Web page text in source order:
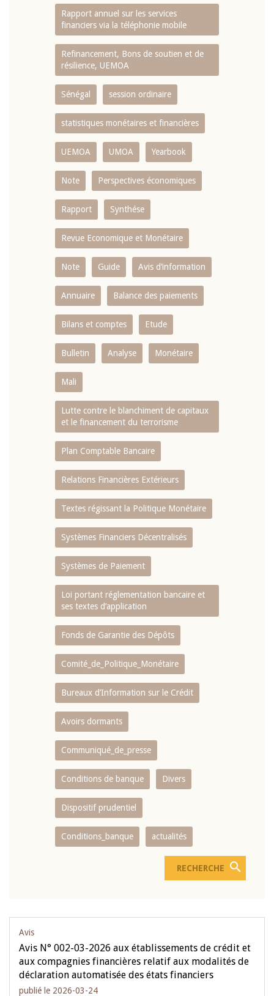
Rapport annuel sur les services
financiers via la téléphonie mobile
Refinancement, Bons de soutien et de
résilience, UEMOA
Sénégal session ordinaire
statistiques monétaires et financières
UEMOA UMOA Yearbook
Note Perspectives économiques
Rapport Synthése
Revue Economique et Monétaire
Note Guide Avis d’information
Annuaire Balance des paiements
Bilans et comptes Etude
Bulletin Analyse Monétaire
Mali
Lutte contre le blanchiment de capitaux
et le financement du terrorisme
Plan Comptable Bancaire
Relations Financières Extérieurs
Textes régissant la Politique Monétaire
Systèmes Financiers Décentralisés
Systèmes de Paiement
Loi portant réglementation bancaire et
ses textes d’application
Fonds de Garantie des Dépôts
Comité_de_Politique_Monétaire
Bureaux d’Information sur le Crédit
Avoirs dormants
Communiqué_de_presse
Conditions de banque Divers
Dispositif prudentiel
Conditions_banque actualités
Avis
Avis N° 002-03-2026 aux établissements de crédit et
aux compagnies financières relatif aux modalités de
déclaration automatisée des états financiers
publié le 2026-03-24